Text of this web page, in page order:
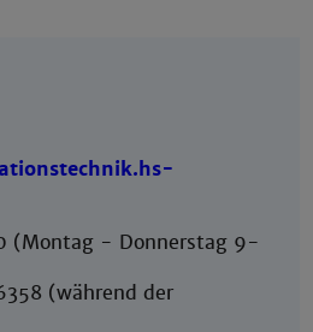
(Montag - Donnerstag 9-
(während der